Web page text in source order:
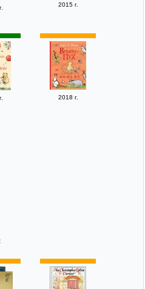
2015 г.
2018 г.